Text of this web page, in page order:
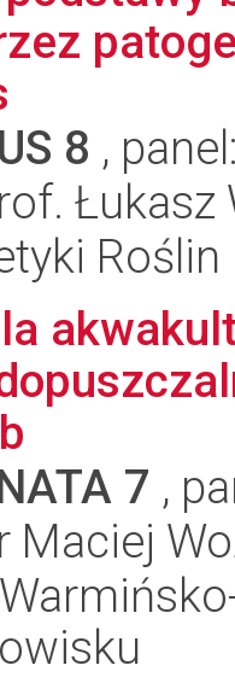
8 ,
Łukasz
Roślin
7 ,
Maciej